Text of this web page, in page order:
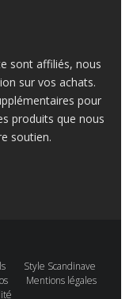
sont affiliés, nous
sur vos achats.
pour
produits que nous
soutien.
Style Scandinave
Mentions légales